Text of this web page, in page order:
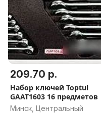
209.70 р.
Набор ключей Toptul
GAAT1603 16 предметов
Минск, Центральный